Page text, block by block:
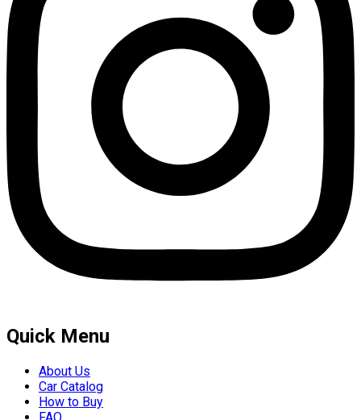
Quick Menu
About Us
Car Catalog
How to Buy